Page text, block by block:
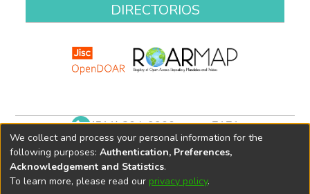
DIRECTORIOS
(511) 204-9900 anexo 7171
biblioteca@oefa.gob.pe
We collect and process your personal information for the
following purposes: Authentication, Preferences,
Acknowledgement and Statistics.
To learn more, please read our privacy policy.